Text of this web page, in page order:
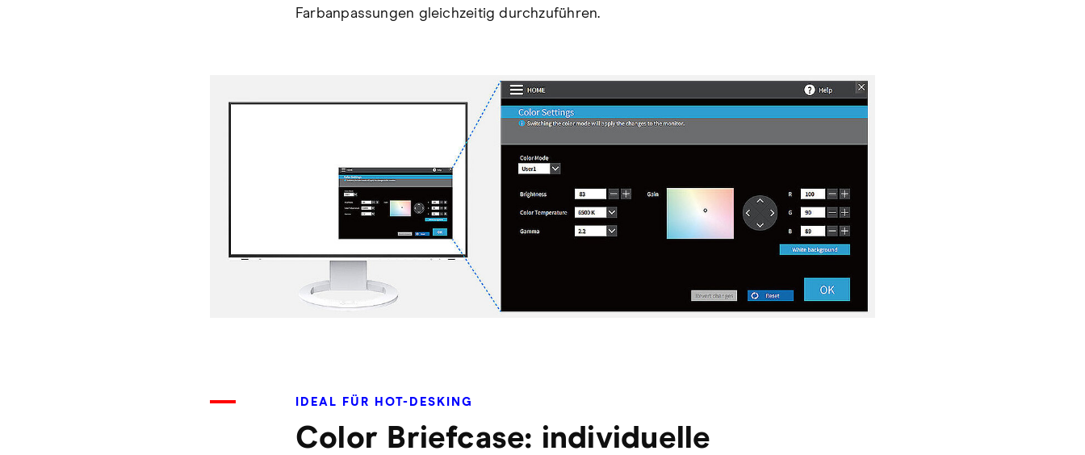
Farbanpassungen gleichzeitig durchzuführen.
IDEAL FÜR HOT-DESKING
Color Briefcase: individuelle